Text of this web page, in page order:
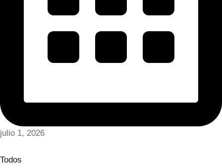
julio 1, 2026
Todos